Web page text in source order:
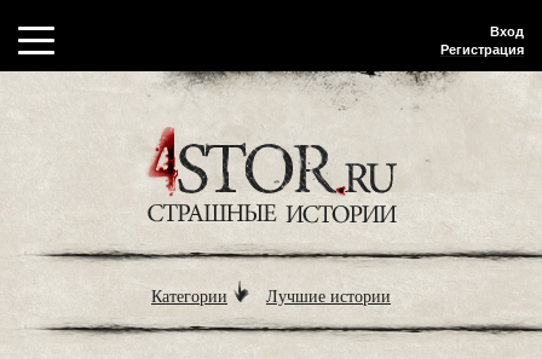
Вход
Регистрация
Категории Лучшие истории